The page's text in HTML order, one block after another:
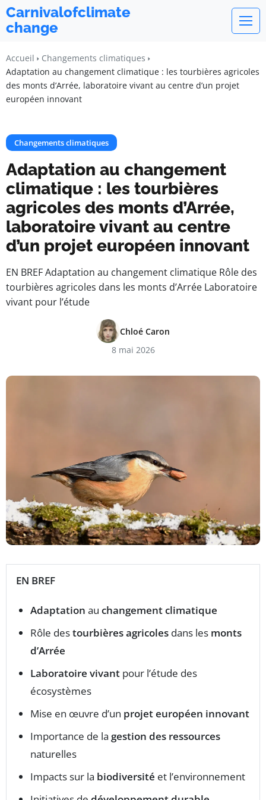
Carnivalofclimate
change
Accueil
Changements climatiques
Adaptation au changement climatique : les tourbières agricoles
des monts d’Arrée, laboratoire vivant au centre d’un projet
européen innovant
Changements climatiques
Adaptation au changement
climatique : les tourbières
agricoles des monts d’Arrée,
laboratoire vivant au centre
d’un projet européen innovant
EN BREF Adaptation au changement climatique Rôle des
tourbières agricoles dans les monts d’Arrée Laboratoire
vivant pour l’étude
Chloé Caron
8 mai 2026
EN BREF
Adaptation au changement climatique
Rôle destourbières agricoles dans les monts
d’Arrée
Laboratoire vivant pour l’étude des
écosystèmes
Mise en œuvre d’un projet européen innovant
Importance de la gestion des ressources
naturelles
Impacts sur la biodiversité et l’environnement